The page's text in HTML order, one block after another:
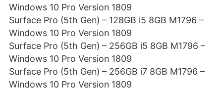
手机 系统
游戏 兴趣
Windows 10 Pro Version 1809
Surface Pro (5th Gen) – 128GB i5 8GB M1796 –
Windows 10 Pro Version 1809
Surface Pro (5th Gen) – 256GB i5 8GB M1796 –
Windows 10 Pro Version 1809
Surface Pro (5th Gen) – 256GB i7 8GB M1796 –
Windows 10 Pro Version 1809